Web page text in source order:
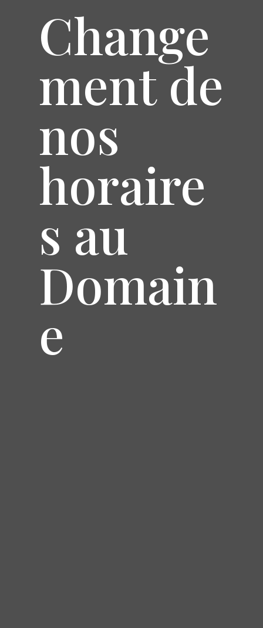
Change
ment de
nos
horaire
s au
Domain
e